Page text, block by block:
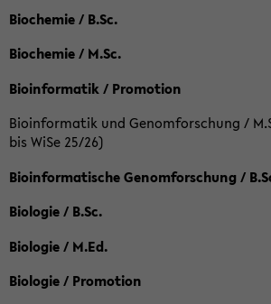
Biochemie / B.Sc.
Biochemie / M.Sc.
Bioinformatik / Promotion
Bioinformatik und Genomforschung /
bis WiSe 25/26)
Bioinformatische Genomforschung /
Biologie / B.Sc.
Biologie / M.Ed.
Biologie / Promotion